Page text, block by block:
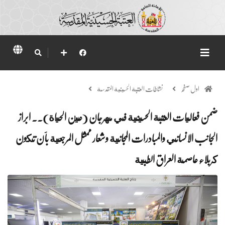
اول صفحہ نشاطات العتبة الحسينية المقدسة
ضمن فعاليات العتبة الحسينية في مهرجان (عين الحياة).. ابراز
الجانب الانساني والمبادرات المجانية وشعار ممثل المرجعية بأن تكون
كربلاء عاصمة العراق الطبية